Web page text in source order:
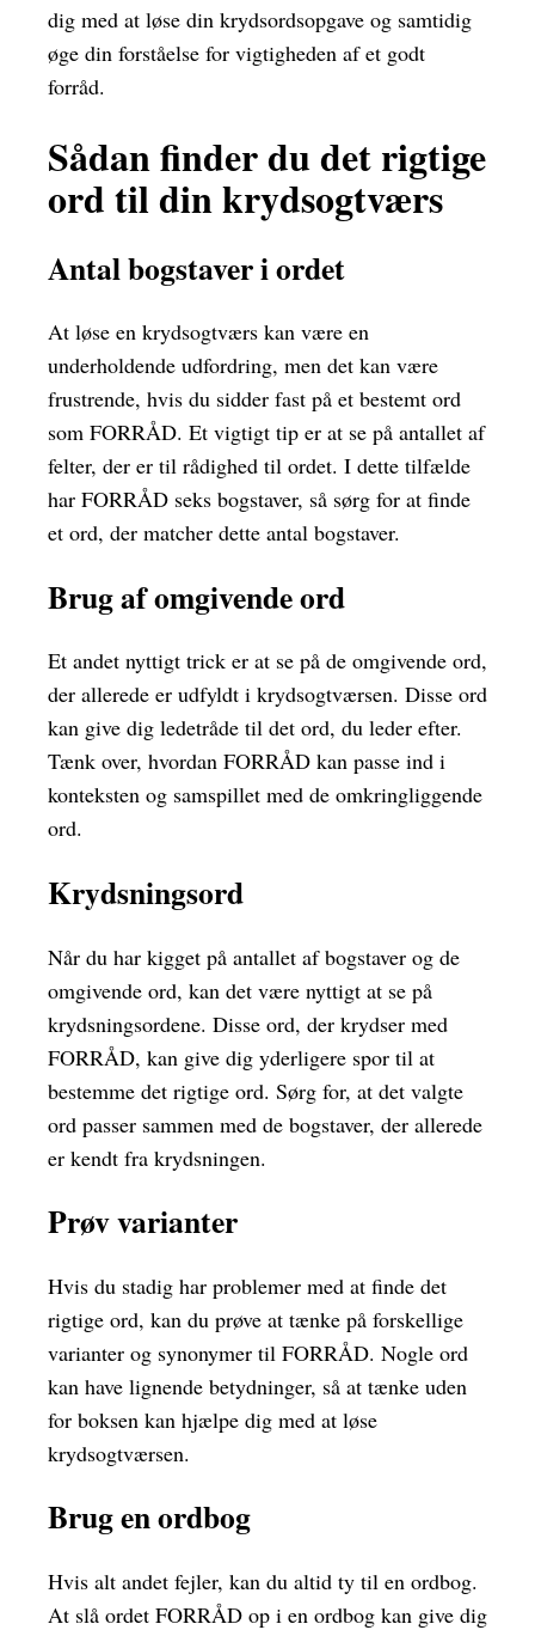
dig med at løse din krydsordsopgave og samtidig
øge din forståelse for vigtigheden af et godt
forråd.
Sådan finder du det rigtige
ord til din krydsogtværs
Antal bogstaver i ordet
At løse en krydsogtværs kan være en
underholdende udfordring, men det kan være
frustrende, hvis du sidder fast på et bestemt ord
som FORRÅD. Et vigtigt tip er at se på antallet af
felter, der er til rådighed til ordet. I dette tilfælde
har FORRÅD seks bogstaver, så sørg for at finde
et ord, der matcher dette antal bogstaver.
Brug af omgivende ord
Et andet nyttigt trick er at se på de omgivende ord,
der allerede er udfyldt i krydsogtværsen. Disse ord
kan give dig ledetråde til det ord, du leder efter.
Tænk over, hvordan FORRÅD kan passe ind i
konteksten og samspillet med de omkringliggende
ord.
Krydsningsord
Når du har kigget på antallet af bogstaver og de
omgivende ord, kan det være nyttigt at se på
krydsningsordene. Disse ord, der krydser med
FORRÅD, kan give dig yderligere spor til at
bestemme det rigtige ord. Sørg for, at det valgte
ord passer sammen med de bogstaver, der allerede
er kendt fra krydsningen.
Prøv varianter
Hvis du stadig har problemer med at finde det
rigtige ord, kan du prøve at tænke på forskellige
varianter og synonymer til FORRÅD. Nogle ord
kan have lignende betydninger, så at tænke uden
for boksen kan hjælpe dig med at løse
krydsogtværsen.
Brug en ordbog
Hvis alt andet fejler, kan du altid ty til en ordbog.
At slå ordet FORRÅD op i en ordbog kan give dig